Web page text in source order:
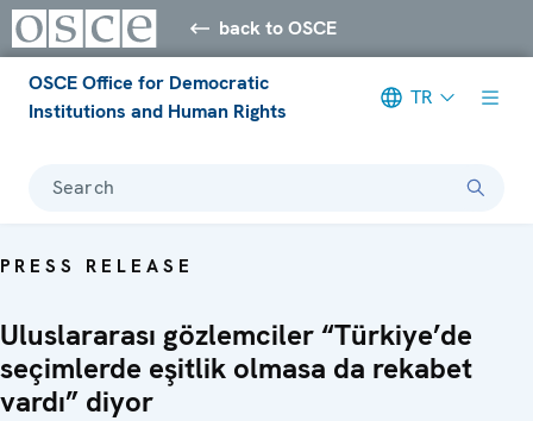
back to OSCE
OSCE Office for Democratic
Institutions and Human Rights
TR
Search
PRESS RELEASE
Uluslararası gözlemciler “Türkiye’de
seçimlerde eşitlik olmasa da rekabet
vardı” diyor